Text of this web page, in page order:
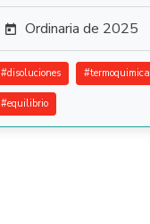
 Ordinaria de 2025
#disoluciones #termoquimica
#equilibrio